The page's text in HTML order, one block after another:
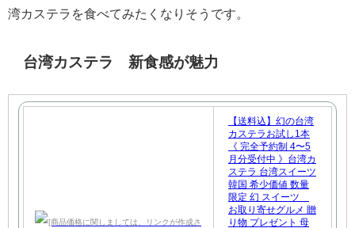
湾カステラを食べてみたくなりそうです。
台湾カステラ 新食感が魅力
【送料込】幻の台湾
カステラお試し1本
《 完全予約制 4〜5
月分受付中 》台湾カ
ステラ 台湾スイーツ
韓国 希少価値 数量
限定 幻 スイーツ
お取り寄せグルメ 贈
り物 プレゼント 母